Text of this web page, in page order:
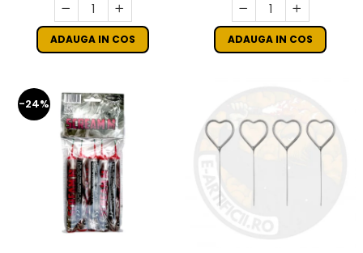
ADAUGA IN COS ADAUGA IN COS
-24%